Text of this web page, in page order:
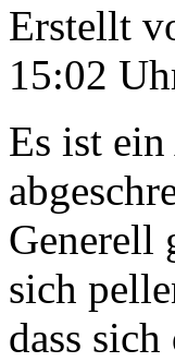
Erstellt
15:02
Es ist
Generell
sich
dass